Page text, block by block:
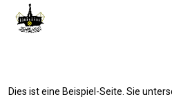
Dies ist eine Beispiel-Seite. Sie